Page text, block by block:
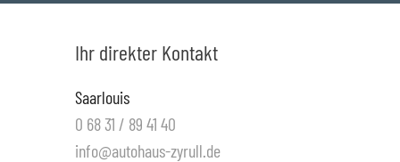
Ihr direkter Kontakt
Saarlouis
0 68 31 / 89 41 40
info@autohaus-zyrull.de